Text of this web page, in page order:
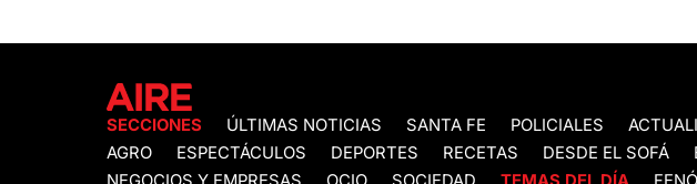
SECCIONES ÚLTIMAS NOTICIAS SANTA FE POLICIALES
AGRO
ESPECTÁCULOS DEPORTES RECETAS DESDE EL SOFÁ